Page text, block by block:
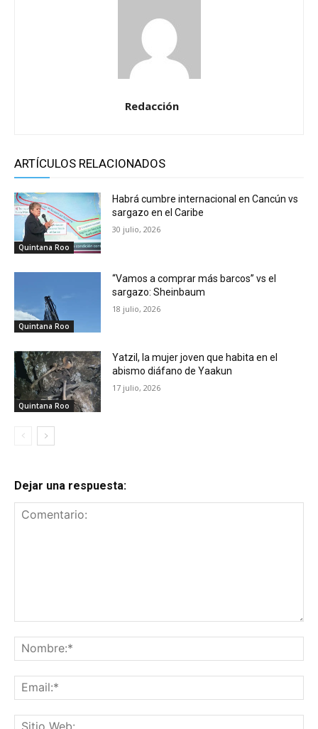
Redacción
ARTÍCULOS RELACIONADOS
Quintana Roo
Habrá cumbre internacional en Cancún vs
sargazo en el Caribe
30 julio, 2026
Quintana Roo
“Vamos a comprar más barcos” vs el
sargazo: Sheinbaum
18 julio, 2026
Quintana Roo
Yatzil, la mujer joven que habita en el
abismo diáfano de Yaakun
17 julio, 2026
Dejar una respuesta: